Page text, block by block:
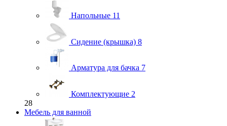
Напольные 11
Сидение (крышка) 8
Арматура для бачка 7
Комплектующие 2
28
Мебель для ванной